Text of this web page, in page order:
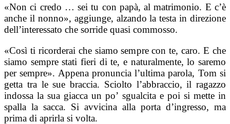
«Non ci credo … sei tu con papà, al matrimonio. E c’è
anche il nonno», aggiunge, alzando la testa in direzione
dell’interessato che sorride quasi commosso.
«Così ti ricorderai che siamo sempre con te, caro. E che
siamo sempre stati fieri di te, e naturalmente, lo saremo
per sempre». Appena pronuncia l’ultima parola, Tom si
getta tra le sue braccia. Sciolto l’abbraccio,il ragazzo
indossa la sua giacca un po’ sgualcita e poi si mette in
spalla la sacca. Si avvicina alla porta d’ingresso, ma
prima di aprirla si volta.